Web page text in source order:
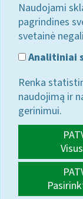
Naudojami
pagrindines
svetainė
Analitiniai
Renka
naudojimą ir
gerinimui.